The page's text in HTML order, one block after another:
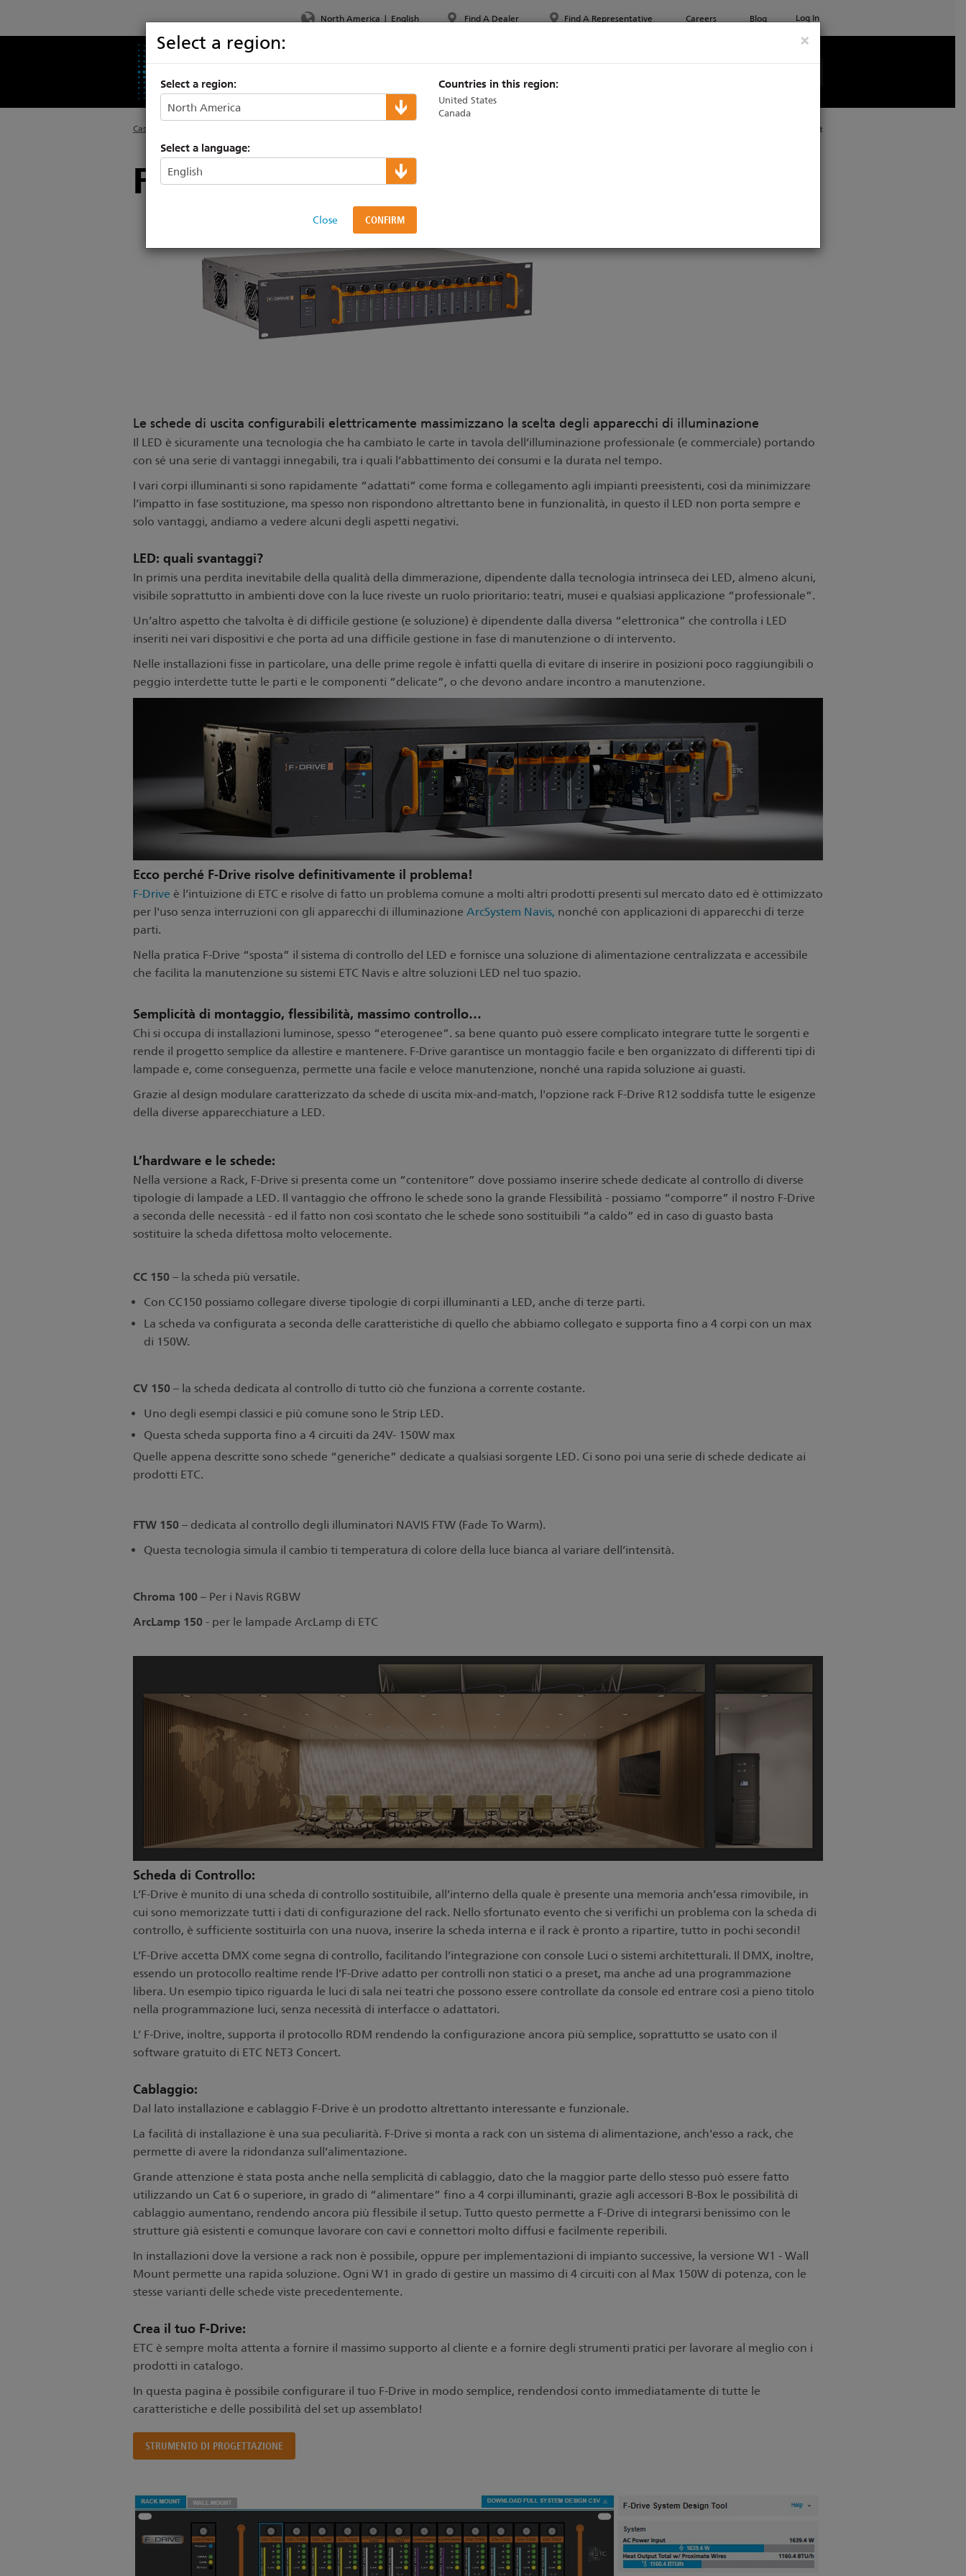
North America | English
×
Select a region:
Select a region:
Select a language:
Close
Countries in this region:
United States
Canada
Find A Dealer Find A Representative Careers Blog Log In
Casa Print
Focus on: F-Drive
Le schede di uscita configurabili elettricamente massimizzano la scelta degli apparecchi di illuminazione
Il LED è sicuramente una tecnologia che ha cambiato le carte in tavola dell’illuminazione professionale (e commerciale) portando
con sé una serie di vantaggi innegabili, tra i quali l’abbattimento dei consumi e la durata nel tempo.
I vari corpi illuminanti si sono rapidamente “adattati” come forma e collegamento agli impianti preesistenti, così da minimizzare
l’impatto in fase sostituzione, ma spesso non rispondono altrettanto bene in funzionalità, in questo il LED non porta sempre e
solo vantaggi, andiamo a vedere alcuni degli aspetti negativi.
LED: quali svantaggi?
In primis una perdita inevitabile della qualità della dimmerazione, dipendente dalla tecnologia intrinseca dei LED, almeno alcuni,
visibile soprattutto in ambienti dove con la luce riveste un ruolo prioritario: teatri, musei e qualsiasi applicazione “professionale”.
Un’altro aspetto che talvolta è di difficile gestione (e soluzione) è dipendente dalla diversa “elettronica” che controlla i LED
inseriti nei vari dispositivi e che porta ad una difficile gestione in fase di manutenzione o di intervento.
Nelle installazioni fisse in particolare, una delle prime regole è infatti quella di evitare di inserire in posizioni poco raggiungibili o
peggio interdette tutte le parti e le componenti “delicate”, o che devono andare incontro a manutenzione.
Ecco perché F-Drive risolve definitivamente il problema!
F-Drive è l’intuizione di ETC e risolve di fatto un problema comune a molti altri prodotti presenti sul mercato dato ed è ottimizzato
per l'uso senza interruzioni con gli apparecchi di illuminazione ArcSystem Navis, nonché con applicazioni di apparecchi di terze
parti.
Nella pratica F-Drive “sposta” il sistema di controllo del LED e fornisce una soluzione di alimentazione centralizzata e accessibile
che facilita la manutenzione su sistemi ETC Navis e altre soluzioni LED nel tuo spazio.
Semplicità di montaggio, flessibilità, massimo controllo…
Chi si occupa di installazioni luminose, spesso “eterogenee”. sa bene quanto può essere complicato integrare tutte le sorgenti e
rende il progetto semplice da allestire e mantenere. F-Drive garantisce un montaggio facile e ben organizzato di differenti tipi di
lampade e, come conseguenza, permette una facile e veloce manutenzione, nonché una rapida soluzione ai guasti.
Grazie al design modulare caratterizzato da schede di uscita mix-and-match, l'opzione rack F-Drive R12 soddisfa tutte le esigenze
della diverse apparecchiature a LED.
L’hardware e le schede:
Nella versione a Rack, F-Drive si presenta come un “contenitore” dove possiamo inserire schede dedicate al controllo di diverse
tipologie di lampade a LED. Il vantaggio che offrono le schede sono la grande Flessibilità - possiamo “comporre” il nostro F-Drive
a seconda delle necessità - ed il fatto non così scontato che le schede sono sostituibili “a caldo” ed in caso di guasto basta
sostituire la scheda difettosa molto velocemente.
CC 150– la scheda più versatile.
Con CC150 possiamo collegare diverse tipologie di corpi illuminanti a LED, anche di terze parti.
La scheda va configurata a seconda delle caratteristiche di quello che abbiamo collegato e supporta fino a 4 corpi con un max
di 150W.
CV 150– la scheda dedicata al controllo di tutto ciò che funziona a corrente costante.
Uno degli esempi classici e più comune sono le Strip LED.
Questa scheda supporta fino a 4 circuiti da 24V- 150W max
Quelle appena descritte sono schede “generiche” dedicate a qualsiasi sorgente LED. Ci sono poi una serie di schede dedicate ai
prodotti ETC.
FTW 150 – dedicata al controllo degli illuminatori NAVIS FTW (Fade To Warm).
Questa tecnologia simula il cambio ti temperatura di colore della luce bianca al variare dell’intensità.
Chroma 100– Per i Navis RGBW
ArcLamp 150- per le lampade ArcLamp di ETC
Scheda di Controllo:
L’F-Drive è munito di una scheda di controllo sostituibile, all’interno della quale è presente una memoria anch’essa rimovibile, in
cui sono memorizzate tutti i dati di configurazione del rack. Nello sfortunato evento che si verifichi un problema con la scheda di
controllo, è sufficiente sostituirla con una nuova, inserire la scheda interna e il rack è pronto a ripartire, tutto in pochi secondi!
L’F-Drive accetta DMX come segna di controllo, facilitando l’integrazione con console Luci o sistemi architetturali. Il DMX, inoltre,
essendo un protocollo realtime rende l’F-Drive adatto per controlli non statici o a preset, ma anche ad una programmazione
libera. Un esempio tipico riguarda le luci di sala nei teatri che possono essere controllate da console ed entrare così a pieno titolo
nella programmazione luci, senza necessità di interfacce o adattatori.
L’ F-Drive, inoltre, supporta il protocollo RDM rendendo la configurazione ancora più semplice, soprattutto se usato con il
software gratuito di ETC NET3 Concert.
Cablaggio:
Dal lato installazione e cablaggio F-Drive è un prodotto altrettanto interessante e funzionale.
La facilità di installazione è una sua peculiarità. F-Drive si monta a rack con un sistema di alimentazione, anch'esso a rack, che
permette di avere la ridondanza sull’alimentazione.
Grande attenzione è stata posta anche nella semplicità di cablaggio, dato che la maggior parte dello stesso può essere fatto
utilizzando un Cat 6 o superiore, in grado di “alimentare” fino a 4 corpi illuminanti, grazie agli accessori B-Box le possibilità di
cablaggio aumentano, rendendo ancora più flessibile il setup. Tutto questo permette a F-Drive di integrarsi benissimo con le
strutture già esistenti e comunque lavorare con cavi e connettori molto diffusi e facilmente reperibili.
In installazioni dove la versione a rack non è possibile, oppure per implementazioni di impianto successive, la versione W1 - Wall
Mount permette una rapida soluzione. Ogni W1 in grado di gestire un massimo di 4 circuiti con al Max 150W di potenza, con le
stesse varianti delle schede viste precedentemente.
Crea il tuo F-Drive:
ETC è sempre molta attenta a fornire il massimo supporto al cliente e a fornire degli strumenti pratici per lavorare al meglio con i
prodotti in catalogo.
In questa pagina è possibile configurare il tuo F-Drive in modo semplice, rendendosi conto immediatamente di tutte le
caratteristiche e delle possibilità del set up assemblato!
STRUMENTO DI PROGETTAZIONE